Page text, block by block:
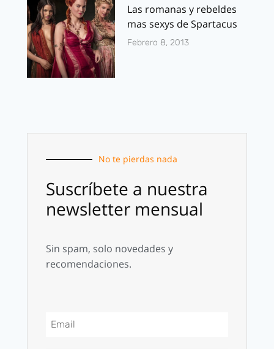
Las romanas y rebeldes
mas sexys de Spartacus
Febrero 8, 2013
No te pierdas nada
Suscríbete a nuestra
newsletter mensual
Sin spam, solo novedades y
recomendaciones.